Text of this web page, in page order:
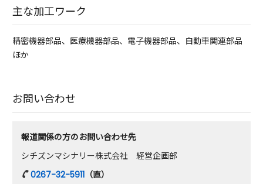
主な加工ワーク
精密機器部品、医療機器部品、電子機器部品、自動車関連部品
ほか
お問い合わせ
報道関係の方のお問い合わせ先
シチズンマシナリー株式会社 経営企画部
0267-32-5911 （直）